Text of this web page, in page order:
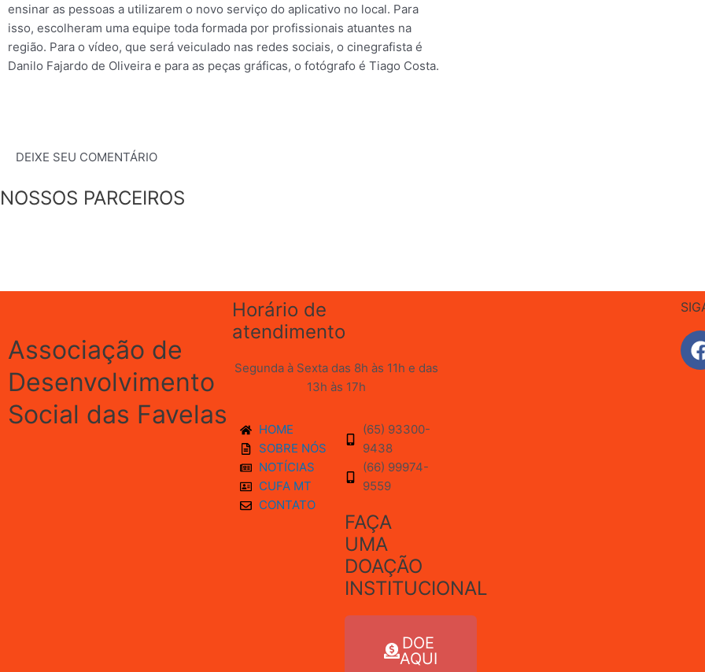
ensinar as pessoas a utilizarem o novo serviço do aplicativo no local. Para
isso, escolheram uma equipe toda formada por profissionais atuantes na
região. Para o vídeo, que será veiculado nas redes sociais, o cinegrafista é
Danilo Fajardo de Oliveira e para as peças gráficas, o fotógrafo é Tiago Costa.
DEIXE SEU COMENTÁRIO
NOSSOS PARCEIROS
Associação de
Desenvolvimento
Social das Favelas
Horário de
atendimento
Segunda à Sexta das 8h às 11h e das
13h às 17h
HOME
SOBRE NÓS
NOTÍCIAS
CUFA MT
CONTATO
(65) 93300-
9438
(66) 99974-
9559
FAÇA
UMA
DOAÇÃO
INSTITUCIONAL
DOE
AQUI